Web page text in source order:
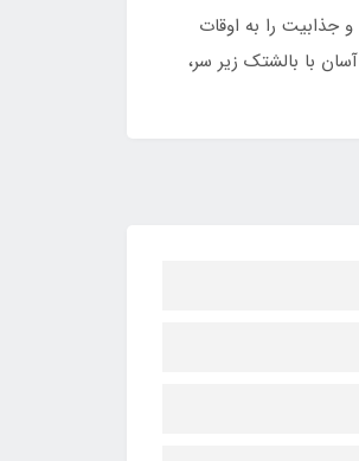
و جذابیت را به اوقات
با بالشتک زیر سر،